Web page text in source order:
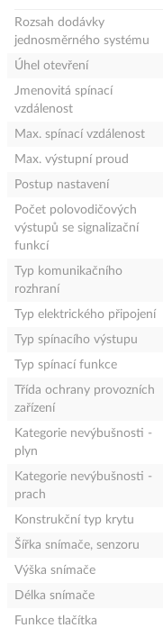
Rozsah dodávky
jednosměrného systému
Úhel otevření
Jmenovitá spínací
vzdálenost
Max. spínací vzdálenost
Max. výstupní proud
Postup nastavení
Počet polovodičových
výstupů se signalizační
funkcí
Typ komunikačního
rozhraní
Typ elektrického připojení
Typ spínacího výstupu
Typ spínací funkce
Třída ochrany provozních
zařízení
Kategorie nevýbušnosti -
plyn
Kategorie nevýbušnosti -
prach
Konstrukční typ krytu
Šířka snímače, senzoru
Výška snímače
Délka snímače
Funkce tlačítka